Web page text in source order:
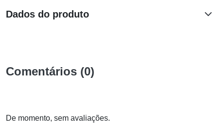
Dados do produto
Comentários (0)
De momento, sem avaliações.